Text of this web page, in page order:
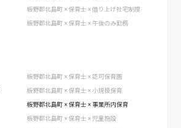
板野郡北島町 × 保育士 × 借り上げ社宅制度
板野郡北島町 × 保育士 × 午後のみ勤務
板野郡北島町 × 保育士 × 認可保育園
板野郡北島町 × 保育士 × 小規模保育
板野郡北島町 × 保育士 × 事業所内保育
板野郡北島町 × 保育士 × 児童施設